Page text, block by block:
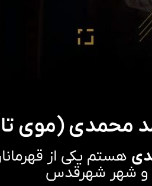
محمدی (موی
هستم یکی از
و شهر شهرقدس